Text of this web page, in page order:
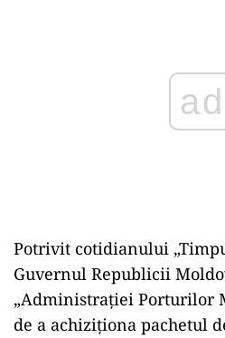
ad
Potrivit cotidianului
Guvernul Republicii
„Administrației Porturilor
de a achiziționa pachetul